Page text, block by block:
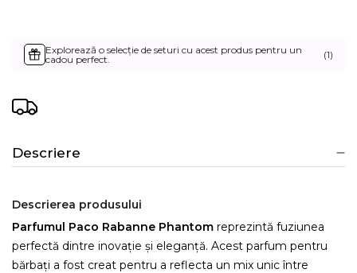
Explorează o selecție de seturi cu acest produs pentru un
cadou perfect.
(1)
Descriere
Descrierea produsului
Parfumul Paco Rabanne Phantom reprezintă fuziunea
perfectă dintre inovație și eleganță. Acest parfum pentru
bărbați a fost creat pentru a reflecta un mix unic între